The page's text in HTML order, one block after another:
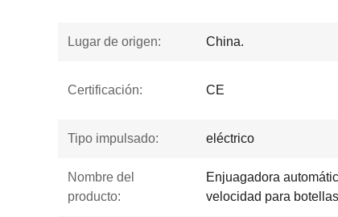
Lugar de origen: China.
Certificación: CE
Tipo impulsado: eléctrico
Nombre del
producto:
Enjuagadora
velocidad para botellas